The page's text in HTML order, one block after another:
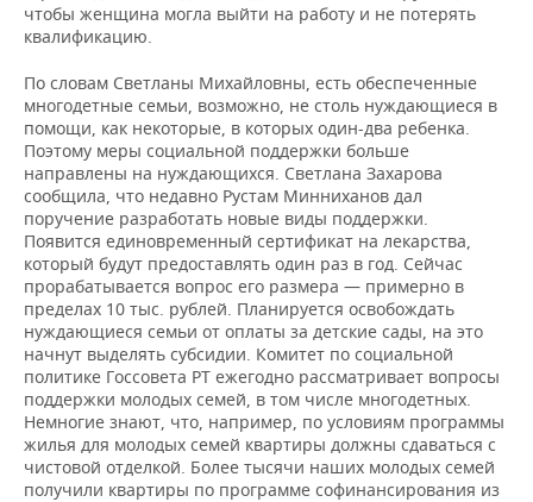
чтобы женщина могла выйти на работу и не потерять
квалификацию.
По словам Светланы Михайловны, есть обеспеченные
многодетные семьи, возможно, не столь нуждающиеся в
помощи, как некоторые, в которых один-два ребенка.
Поэтому меры социальной поддержки больше
направлены на нуждающихся. Светлана Захарова
сообщила, что недавно Рустам Минниханов дал
поручение разработать новые виды поддержки.
Появится единовременный сертификат на лекарства,
который будут предоставлять один раз в год. Сейчас
прорабатывается вопрос его размера — примерно в
пределах 10 тыс. рублей. Планируется освобождать
нуждающиеся семьи от оплаты за детские сады, на это
начнут выделять субсидии. Комитет по социальной
политике Госсовета РТ ежегодно рассматривает вопросы
поддержки молодых семей, в том числе многодетных.
Немногие знают, что, например, по условиям программы
жилья для молодых семей квартиры должны сдаваться с
чистовой отделкой. Более тысячи наших молодых семей
получили квартиры по программе софинансирования из